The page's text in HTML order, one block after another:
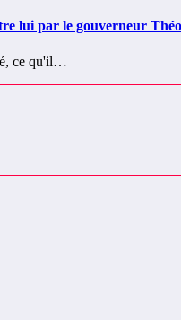
lui par le gouverneur
ce qu'il…